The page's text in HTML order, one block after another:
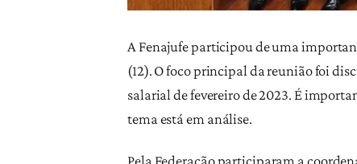
A Fenajufe participou de uma
(12). O foco principal da reunião foi
salarial de fevereiro de 2023. É
tema está em análise.
Pela Federação participaram a